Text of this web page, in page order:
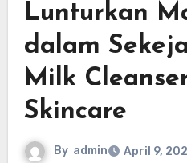
Lunturkan
dalam
Milk
Skincare
By admin April 9,